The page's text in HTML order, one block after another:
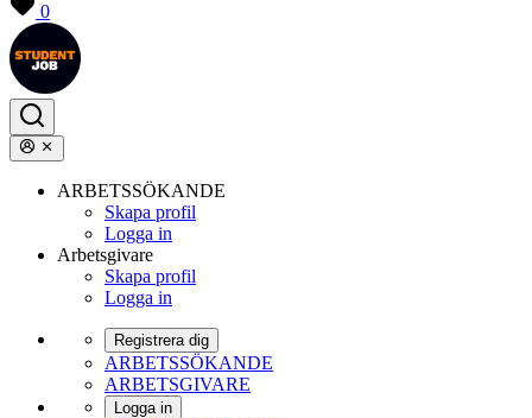
0
ARBETSSÖKANDE
Skapa profil
Logga in
Arbetsgivare
Skapa profil
Logga in
Registrera dig
ARBETSSÖKANDE
ARBETSGIVARE
Logga in